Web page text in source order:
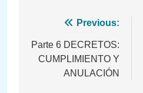
Navegación
de
entradas
Previous:
Parte 6 DECRETOS:
CUMPLIMIENTO Y
ANULACIÓN